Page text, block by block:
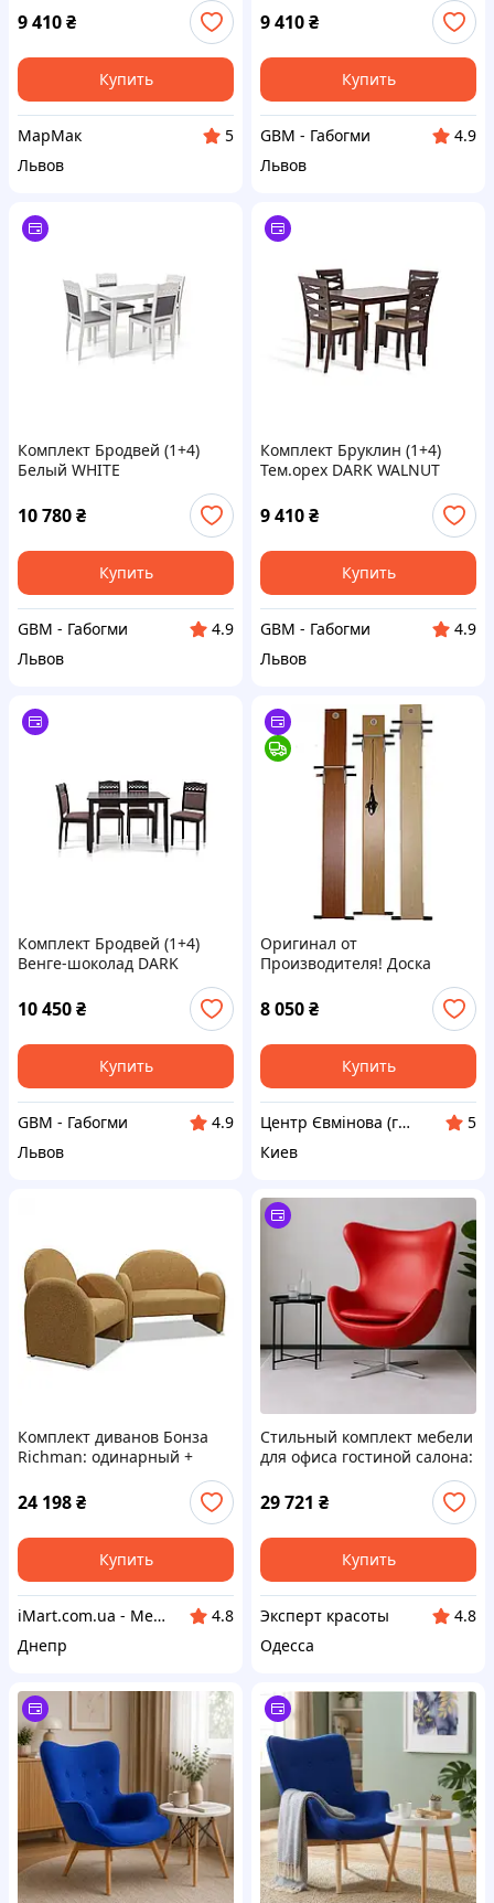
9 410₴
Купить
МарМак
5
Львов
9 410₴
Купить
GBM - Габогми
4.9
Львов
Комплект Бродвей (1+4)
Белый WHITE
10 780₴
Купить
GBM - Габогми
4.9
Львов
Комплект Бруклин (1+4)
Тем.орех DARK WALNUT
9 410₴
Купить
GBM - Габогми
4.9
Львов
Комплект Бродвей (1+4)
Венге-шоколад DARK
10 450₴
Купить
GBM - Габогми
4.9
Львов
Оригинал от
Производителя! Доска
позвоночника
8 050₴
Купить
Центр Євмінова (головний офіс)
5
Киев
Комплект диванов Бонза
Richman: одинарный +
двойной, обивка Бонапарт
11, современный стиль
24 198₴
Купить
iMart.com.ua - Мебель. Меловые ценники. Стол, стул, письменные столы, шкафы, кровати
4.8
Днепр
Стильный комплект мебели
для офиса гостиной салона:
журнальный столик Макс
29 721 ₴
Купить
Эксперт красоты
4.8
Одесса